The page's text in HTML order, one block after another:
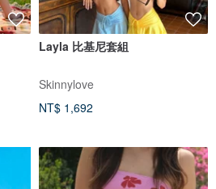
Layla 比基尼套組
Skinnylove
NT$ 1,692